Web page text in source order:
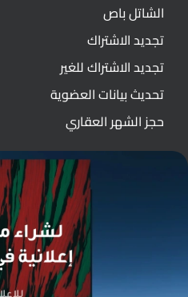
الشاتل باص
تجديد الاشتراك
تجديد الاشتراك للغير
تحديث بيانات العضوية
حجز الشهر العقاري